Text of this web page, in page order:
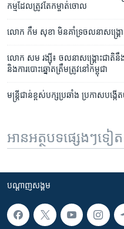
កម្ម​ដែល​ត្រូវ​តែ​កម្ចាត់​ចោល
លោក កឹម សុខា មិន​គាំទ្រ​ចលនា​សង្រ្គោះ
លោក​ ​សម​ រង្ស៊ី៖​ ចលនា​សង្គ្រោះ​ជាតិ​
និង​ការ​បោះឆ្នោត​ត្រឹមត្រូវ​នៅ​កម្ពុជា
មន្រ្តី​ជាន់​ខ្ពស់​បក្ស​ប្រឆាំង ប្រកាស​បង្កើ
អានអត្ថបទផ្សេងៗទៀត
បណ្តាញ​សង្គម